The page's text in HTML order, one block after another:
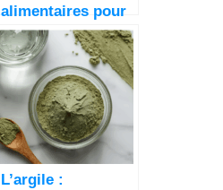
alimentaires pour
réparer ton
intestin en
profondeur
L’argile :